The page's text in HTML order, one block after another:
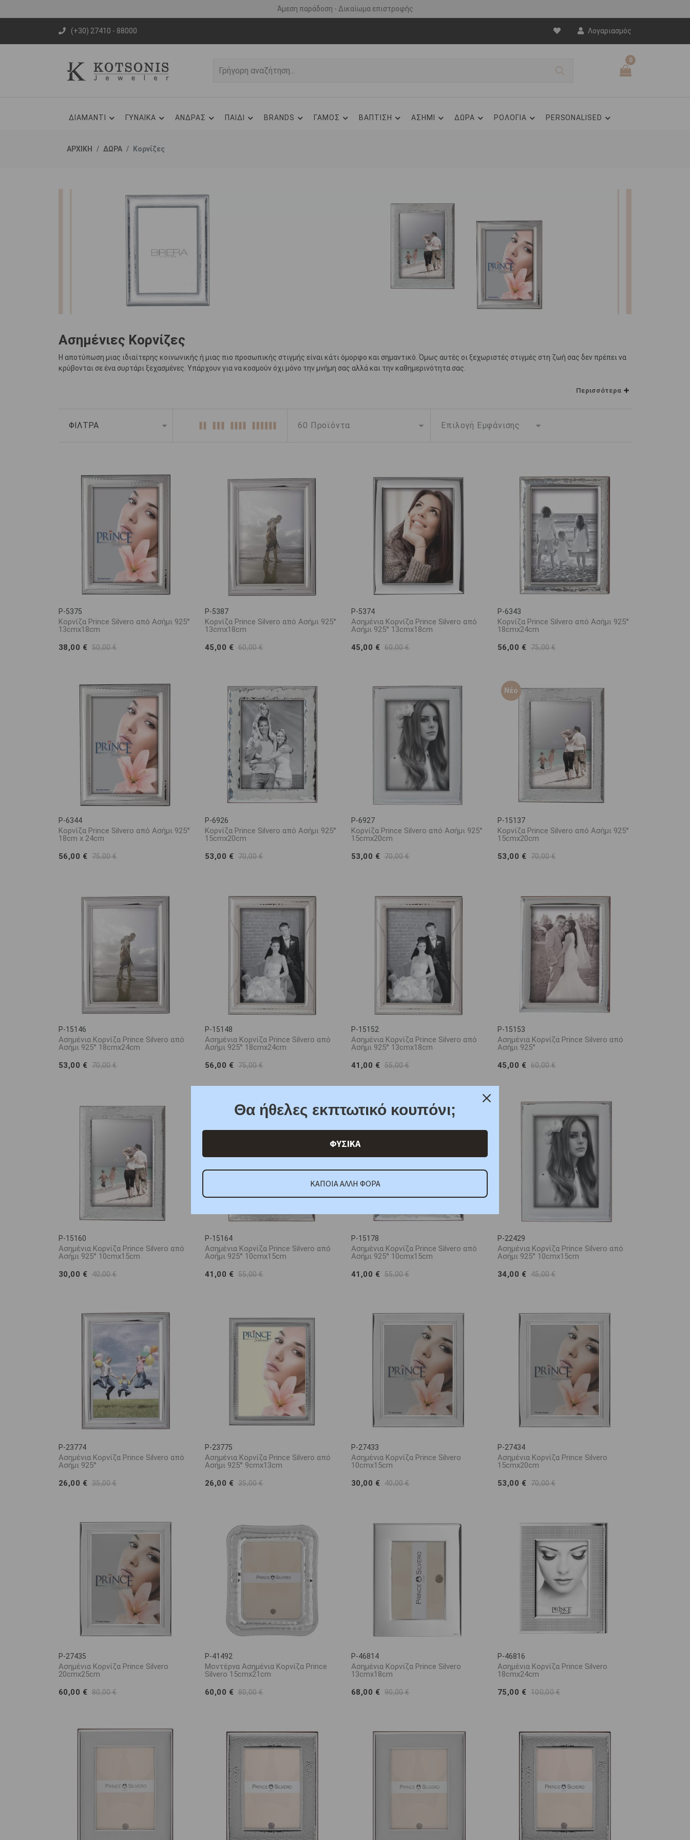
Άμεση παράδοση - Δικαίωμα επιστροφής
(+30) 27410 - 88000 Λογαριασμός
0
ΔΙΑΜΑΝΤΙ ΓΥΝΑΙΚΑ ΑΝΔΡΑΣ ΠΑΙΔΙ BRANDS ΓΑΜΟΣ ΒΑΠΤΙΣΗ ΑΣΗΜΙ ΔΩΡΑ ΡΟΛΟΓΙΑ PERSONALISED
ΑΡΧΙΚΗ ΔΩΡΑ Κορνίζες
Ασημένιες Κορνίζες
Η αποτύπωση μιας ιδιαίτερης κοινωνικής ή μιας πιο προσωπικής στιγμής είναι κάτι όμορφο και σημαντικό. Όμως αυτές οι ξεχωριστές στιγμές στη ζωή σας δεν πρέπει να
κρύβονται σε ένα συρτάρι ξεχασμένες. Υπάρχουν για να κοσμούν όχι μόνο την μνήμη σας αλλά και την καθημερινότητα σας.
σε ποικιλία σχεδίων για να φιλοξενήσουν και να προστατέψουν τιςΠερισσότερα
ΦΙΛΤΡΑ
P-5375
Κορνίζα Prince Silvero από Ασήμι 925°
13cmx18cm
38,00 € 50,00 €
P-5387
Κορνίζα Prince Silvero από Ασήμι 925°
13cmx18cm
45,00 € 60,00 €
P-5374
Ασημένια Κορνίζα Prince Silvero από
Ασήμι 925° 13cmx18cm
45,00 € 60,00 €
P-6343
Κορνίζα Prince Silvero από Ασήμι 925°
18cmx24cm
56,00 € 75,00 €
P-6344
Κορνίζα Prince Silvero από Ασήμι 925°
18cm x 24cm
56,00 € 75,00 €
P-6926
Κορνίζα Prince Silvero από Ασήμι 925°
15cmx20cm
53,00 € 70,00 €
P-6927
Κορνίζα Prince Silvero από Ασήμι 925°
15cmx20cm
53,00 € 70,00 €
Νέο
P-15137
Κορνίζα Prince Silvero από Ασήμι 925°
15cmx20cm
53,00 € 70,00 €
P-15146
Ασημένια Κορνίζα Prince Silvero από
Ασήμι 925° 18cmx24cm
53,00 € 70,00 €
P-15148
Ασημένια Κορνίζα Prince Silvero από
Ασήμι 925° 18cmx24cm
56,00 € 75,00 €
P-15152
Ασημένια Κορνίζα Prince Silvero από
Ασήμι 925° 13cmx18cm
41,00 € 55,00 €
P-15153
Ασημένια Κορνίζα Prince Silvero από
Ασήμι 925°
45,00 € 60,00 €
P-15160
Ασημένια Κορνίζα Prince Silvero από
Ασήμι 925° 10cmx15cm
30,00 € 40,00 €
P-15164
Ασημένια Κορνίζα Prince Silvero από
Ασήμι 925° 10cmx15cm
41,00 € 55,00 €
P-15178
Ασημένια Κορνίζα Prince Silvero από
Ασήμι 925° 10cmx15cm
41,00 € 55,00 €
P-22429
Ασημένια Κορνίζα Prince Silvero από
Ασήμι 925° 10cmx15cm
34,00 € 45,00 €
P-23774
Ασημένια Κορνίζα Prince Silvero από
Ασήμι 925°
26,00 € 35,00 €
P-23775
Ασημένια Κορνίζα Prince Silvero από
Ασήμι 925° 9cmx13cm
26,00 € 35,00 €
P-27433
Ασημένια Κορνίζα Prince Silvero
10cmx15cm
30,00 € 40,00 €
P-27434
Ασημένια Κορνίζα Prince Silvero
15cmx20cm
53,00 € 70,00 €
P-27435
Ασημένια Κορνίζα Prince Silvero
20cmx25cm
60,00 € 80,00 €
P-41492
Μοντέρνα Ασημένια Κορνίζα Prince
Silvero 15cmx21cm
60,00 € 80,00 €
P-46814
Ασημένια Κορνίζα Prince Silvero
13cmx18cm
68,00 € 90,00 €
P-46816
Ασημένια Κορνίζα Prince Silvero
18cmx24cm
75,00 € 100,00 €
Θα ήθελες εκπτωτικό κουπόνι;
ΦΥΣΙΚΑ
ΚΑΠΟΙΑ ΑΛΛΗ ΦΟΡΑ